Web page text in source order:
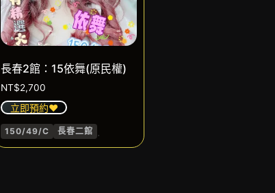
長春2館：15依舞(原民權)
NT$2,700
立即預約❤️
150/49/C 長春二館 .